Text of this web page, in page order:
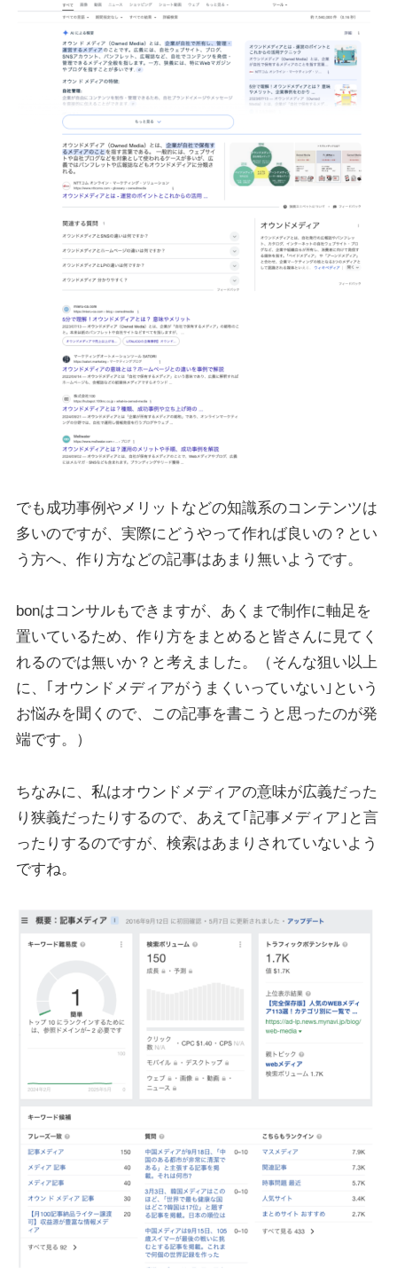
でも成功事例やメリットなどの知識系のコンテンツは
多いのですが、 実際にどうやって作れば良いの？とい
う方へ、作り方などの記事はあまり無いようです。
bonはコンサルもできますが、あくまで制作に軸足を
置いているため、作り方をまとめると皆さんに見てく
れるのでは無いか？と考えました。（そんな狙い以上
に、｢オウンドメディアがうまくいっていない｣という
お悩みを聞くので、
この記事を書こうと思ったのが発
端です。）
ちなみに、私はオウンドメディアの意味が広義だった
り狭義だったりするので、 あえて｢記事メディア｣と言
ったりするのですが、検索はあまりされていないよう
ですね。